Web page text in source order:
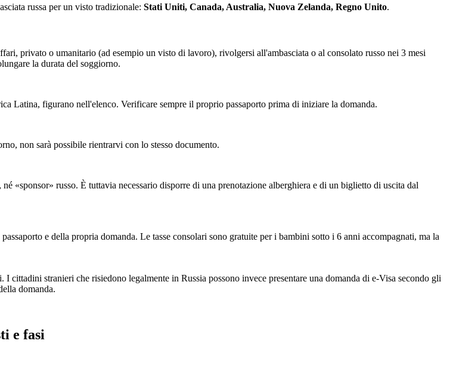
russa per un visto tradizionale: Stati Uniti, Canada, Australia, Nuova Zelanda, Regno Unito.
privato o umanitario (ad esempio un visto di lavoro), rivolgersi all'ambasciata o al consolato russo nei 3 mesi
la durata del soggiorno.
Latina, figurano nell'elenco. Verificare sempre il proprio passaporto prima di iniziare la domanda.
non sarà possibile rientrarvi con lo stesso documento.
«sponsor» russo. È tuttavia necessario disporre di una prenotazione alberghiera e di un biglietto di uscita dal
e della propria domanda. Le tasse consolari sono gratuite per i bambini sotto i 6 anni accompagnati, ma la
cittadini stranieri che risiedono legalmente in Russia possono invece presentare una domanda di e-Visa secondo gli
domanda.
e fasi